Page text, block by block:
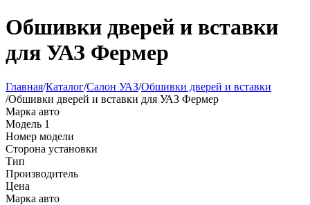
Обшивки дверей и вставки
для УАЗ Фермер
Главная/Каталог/Салон УАЗ/Обшивки дверей и вставки
/Обшивки дверей и вставки для УАЗ Фермер
Марка авто
Модель 1
Номер модели
Сторона установки
Тип
Производитель
Цена
Марка авто